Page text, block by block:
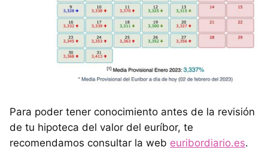
Para poder tener conocimiento antes de la revisión
de tu hipoteca del valor del euríbor, te
recomendamos consultar la web euribordiario.es.